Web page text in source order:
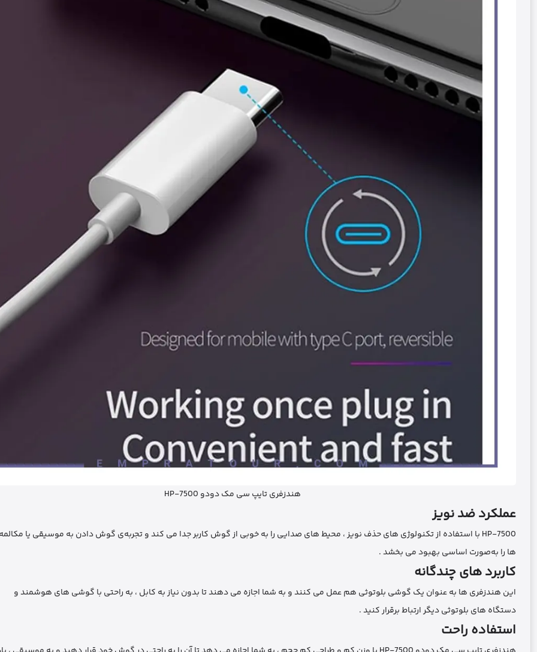
هندزفری تایپ سی مک دودو HP-7500
عملکرد ضد نویز
HP-7500 با استفاده از تکنولوژی‌ های حذف نویز ، محیط‌ های صدایی را به خوبی از گوش کاربر جدا می ‌کند و تجربه‌ی گوش دادن به موسیقی یا مکالمه‌
ها را به‌صورت اساسی بهبود می ‌بخشد .
کاربرد‌ های چندگانه
این هندزفری‌ ها به عنوان یک گوشی بلوتوثی هم عمل می ‌کنند و به شما اجازه می ‌دهند تا بدون نیاز به کابل ، به راحتی با گوشی‌ های هوشمند و
دستگاه‌ های بلوتوثی دیگر ارتباط برقرار کنید .
استفاده راحت